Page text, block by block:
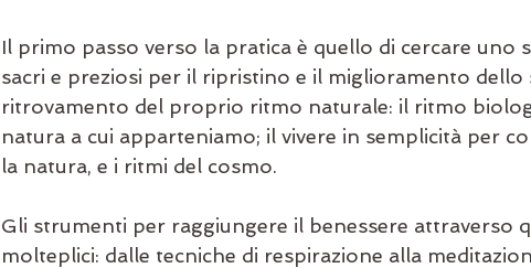
Il primo passo verso la pratica è quello di cercare uno
sacri e preziosi per il ripristino e il miglioramento dello
ritrovamento del proprio ritmo naturale: il ritmo
natura a cui apparteniamo; il vivere in semplicità per
la natura, e i ritmi del cosmo.
Gli strumenti per raggiungere il benessere attraverso
molteplici: dalle tecniche di respirazione alla